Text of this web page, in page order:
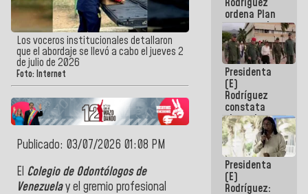
Los voceros institucionales detallaron
que el abordaje se llevó a cabo el jueves 2
de julio de 2026
Foto: Internet
Publicado: 03/07/2026 01:08 PM
El Colegio de Odontólogos de
Venezuelay el gremio profesional
2027
ordena Plan
maestro de
desarrollo
logístico y
turístico
para La
Guaira
Presidenta
(E)
Rodríguez
constata
obras de
rehabilitación
de Escuela
Militar de
Mamo en La
Guaira
Presidenta
(E)
Rodríguez: